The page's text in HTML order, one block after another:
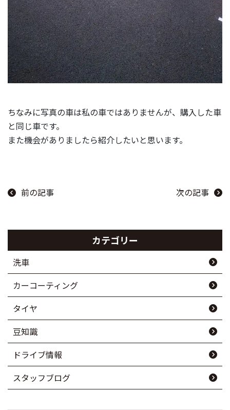
ちなみに写真の車は私の車ではありませんが、購入した車
と同じ車です。
また機会がありましたら紹介したいと思います。
前の記事 次の記事
カテゴリー
洗車
カーコーティング
タイヤ
豆知識
ドライブ情報
スタッフブログ